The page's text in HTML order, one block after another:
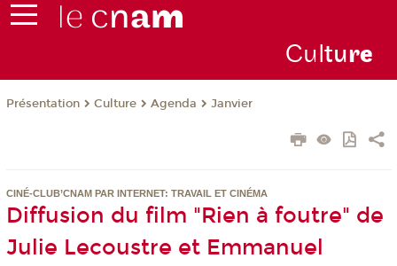
Culture
Présentation Culture Agenda Janvier
CINÉ-CLUB’CNAM PAR INTERNET: TRAVAIL ET CINÉMA
Diffusion du film "Rien à foutre" de
Julie Lecoustre et Emmanuel